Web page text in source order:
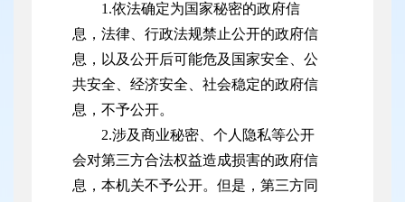
1.依法确定为国家秘密的政府信
息，法律、行政法规禁止公开的政府信
息，以及公开后可能危及国家安全、公
共安全、经济安全、社会稳定的政府信
息，不予公开。
2.涉及商业秘密、个人隐私等公开
会对第三方合法权益造成损害的政府信
息，本机关不予公开。但是，第三方同